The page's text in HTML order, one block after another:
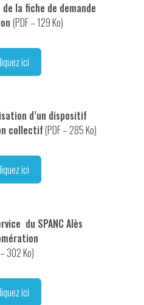
la fiche de demande
(PDF – 129 Ko)
ici
d’un dispositif
collectif(PDF – 285 Ko)
ici
du SPANC Alès
302 Ko)
ici